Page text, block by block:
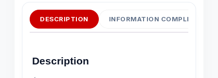
DESCRIPTION INFORMATION
Description